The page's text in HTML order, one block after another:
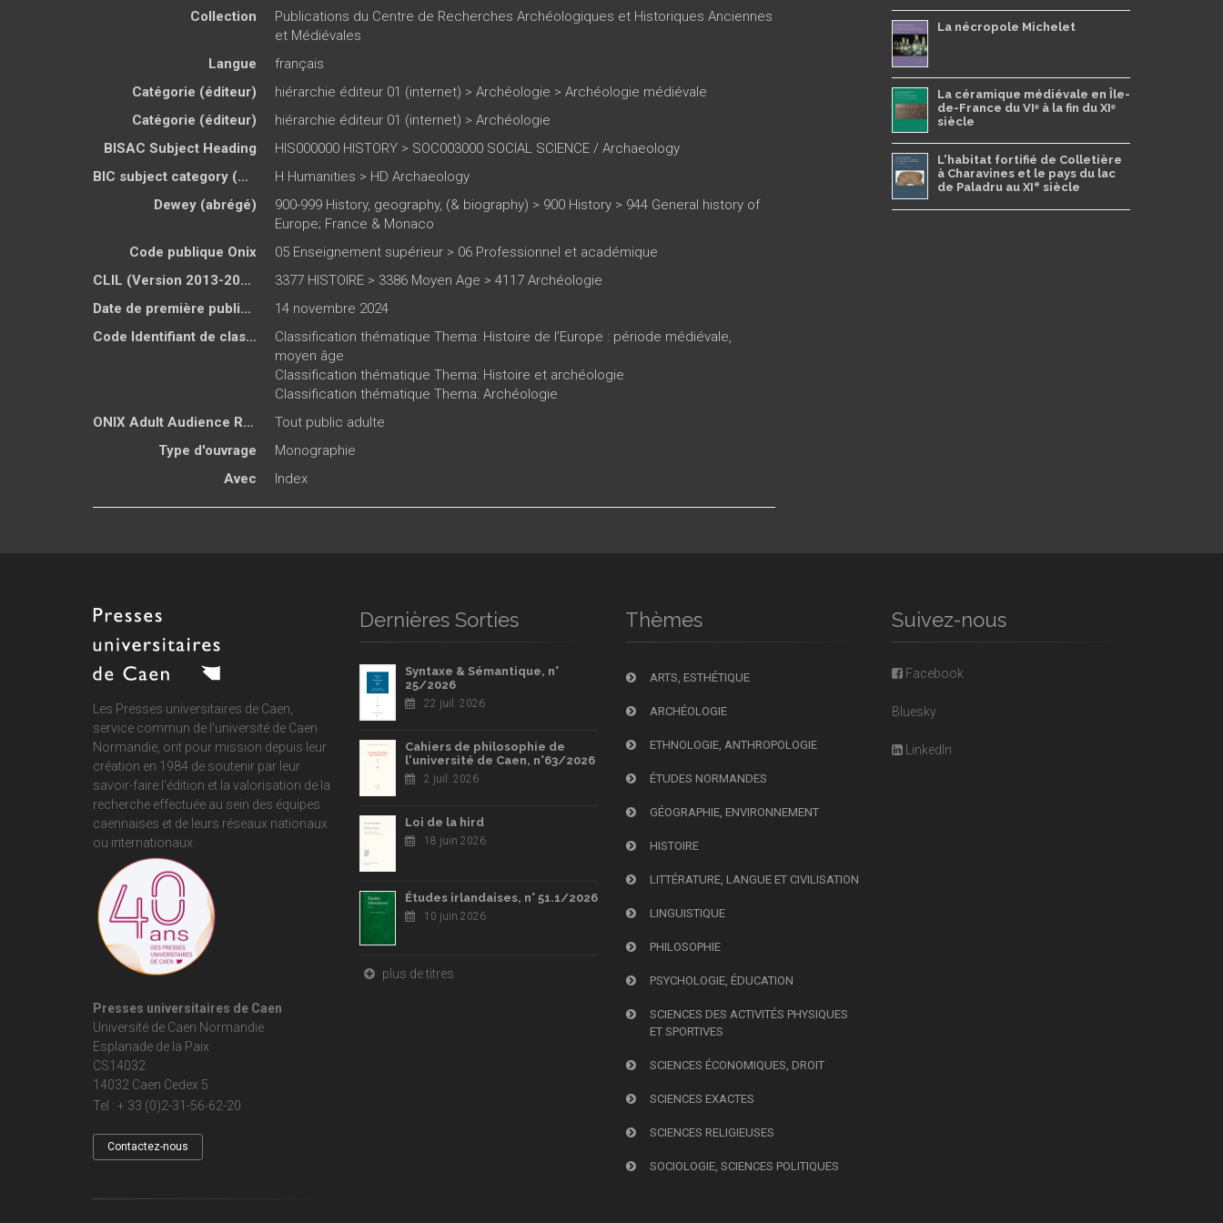
Collection
Publications du Centre de Recherches Archéologiques et Historiques Anciennes
et Médiévales
Langue
français
Catégorie (éditeur)
hiérarchie éditeur 01 (internet) > Archéologie > Archéologie médiévale
Catégorie (éditeur)
hiérarchie éditeur 01 (internet) > Archéologie
BISAC Subject Heading
HIS000000 HISTORY > SOC003000 SOCIAL SCIENCE / Archaeology
BIC subject category (UK)
H Humanities > HD Archaeology
Dewey (abrégé)
900-999 History, geography, (& biography) > 900 History > 944 General history of
Europe; France & Monaco
Code publique Onix
05 Enseignement supérieur > 06 Professionnel et académique
CLIL (Version 2013-2019 )
3377 HISTOIRE > 3386 Moyen Age > 4117 Archéologie
Date de première publication du titre
14 novembre 2024
Code Identifiant de classement sujet
Classification thématique Thema: Histoire de l’Europe : période médiévale,
moyen âge
Classification thématique Thema: Histoire et archéologie
Classification thématique Thema: Archéologie
ONIX Adult Audience Rating
Tout public adulte
Type d'ouvrage
Monographie
Avec
Index
La nécropole Michelet
La céramique médiévale en Île-
de-France du VIᵉ à la fin du XIᵉ
siècle
L'habitat fortifié de Colletière
à Charavines et le pays du lac
de Paladru au XIe siècle
Les Presses universitaires de Caen,
service commun de l'université de Caen
Normandie , ont pour mission depuis leur
création en 1984 de soutenir par leur
savoir-faire l'édition et la valorisation de la
recherche effectuée au sein des équipes
caennaises et de leurs réseaux nationaux
ou internationaux.
Presses universitaires de Caen
Université de Caen Normandie
Esplanade de la Paix
CS14032
14032 Caen Cedex 5
Tel : + 33 (0)2-31-56-62-20
Contactez-nous
Dernières Sorties
Syntaxe & Sémantique, n°
25/2026
22 juil. 2026
Cahiers de philosophie de
l'université de Caen, n°63/2026
2 juil. 2026
Loi de la hird
18 juin 2026
Études irlandaises, n° 51.1/2026
10 juin 2026
plus de titres
Thèmes
ARTS, ESTHÉTIQUE
ARCHÉOLOGIE
ETHNOLOGIE, ANTHROPOLOGIE
ÉTUDES NORMANDES
GÉOGRAPHIE, ENVIRONNEMENT
HISTOIRE
LITTÉRATURE, LANGUE ET CIVILISATION
LINGUISTIQUE
PHILOSOPHIE
PSYCHOLOGIE, ÉDUCATION
SCIENCES DES ACTIVITÉS PHYSIQUES
ET SPORTIVES
SCIENCES ÉCONOMIQUES, DROIT
SCIENCES EXACTES
SCIENCES RELIGIEUSES
SOCIOLOGIE, SCIENCES POLITIQUES
Suivez-nous
Facebook
Bluesky
LinkedIn